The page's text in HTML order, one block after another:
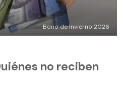
Bono de Invierno 2026
no reciben